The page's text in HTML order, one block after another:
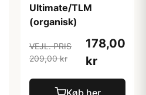
Ultimate/TLM
(organisk)
VEJL. PRIS
209,00 kr
178,00
kr
Køb her